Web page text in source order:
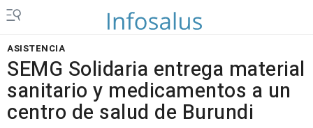
ASISTENCIA
SEMG Solidaria entrega material
sanitario y medicamentos a un
centro de salud de Burundi